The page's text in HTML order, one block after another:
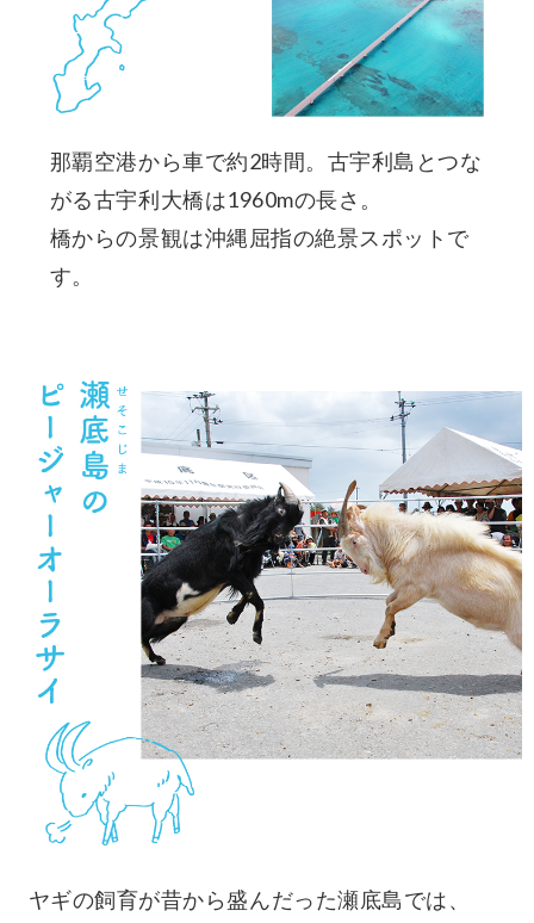
那覇空港から車で約2時間。古宇利島とつな
がる古宇利大橋は1960mの長さ。
橋からの景観は沖縄屈指の絶景スポットで
す。
ヤギの飼育が昔から盛んだった瀬底島では、